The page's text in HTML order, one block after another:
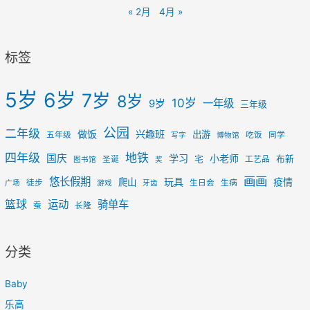
« 2月 4月 »
标签
5岁 6岁 7岁 8岁 9岁 10岁 一年级 三年级
二年级 五年级 做饭 公园 兴趣班 写字 出游 博物馆 吃饭 同学
四年级 国庆 图书馆 圣诞 地铁 奖 学习 宅 小老师 工艺品 布新
广场 徒步 悠长假期 游戏 爬山 牙齿 玩具 生日会 生病 画画 疫情
篮球 蚕 运动 长隆 骑单车
分类
Baby
乐高